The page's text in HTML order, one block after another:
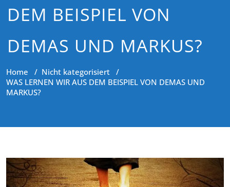
DEM BEISPIEL VON
DEMAS UND MARKUS?
Home / Nicht kategorisiert /
WAS LERNEN WIR AUS DEM BEISPIEL VON DEMAS UND
MARKUS?